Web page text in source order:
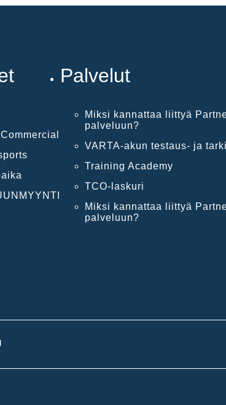
Palvelut
Miksi kannattaa liittyä
palveluun?
VARTA-akun testaus- ja
Training Academy
TCO-laskuri
Miksi kannattaa liittyä
palveluun?